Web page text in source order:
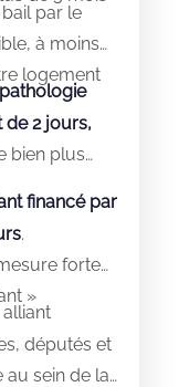
par le
à moins
logement
pathologie
de 2 jours,
bien plus
financé par
.
forte
»
députés et
sein de la